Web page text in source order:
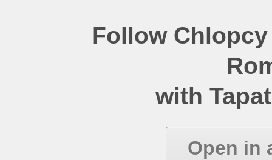
Follow
with
Open in